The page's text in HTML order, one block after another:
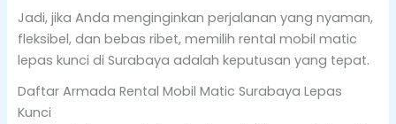
Jadi, jika Anda menginginkan perjalanan yang nyaman,
fleksibel, dan bebas ribet, memilih rental mobil matic
lepas kunci di Surabaya adalah keputusan yang tepat.
Daftar Armada Rental Mobil Matic Surabaya Lepas
Kunci